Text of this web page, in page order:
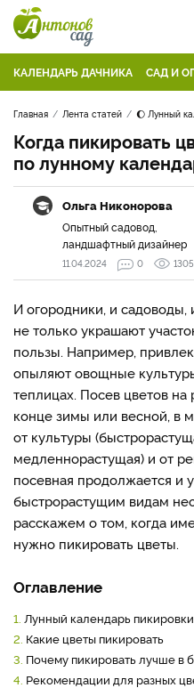
КАЛЕНДАРЬ ДАЧНИКА САД И
Главная Лента статей 🌔 Лунный
Когда пикировать
по лунному
Ольга Никонорова
Опытный садовод,
ландшафтный дизайнер
11.04.2024 0
И огородники, и садоводы,
не только украшают
пользы. Например,
опыляют овощные
теплицах. Посев цветов
конце зимы или весной, в
от культуры
медленнорастущая) и от
посевная продолжается и
быстрорастущим видам
расскажем о том, когда
нужно пикировать цветы.
Оглавление
1. Лунный календарь пикировки
2. Какие цветы пикировать
3. Почему пикировать лучше в
4. Рекомендации для разных